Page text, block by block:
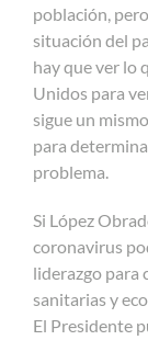
población,
situación del
hay que ver lo
Unidos para
sigue un
para
problema.
Si López
coronavirus
liderazgo para
sanitarias y
El Presidente